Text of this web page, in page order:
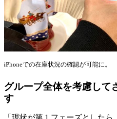
iPhoneでの在庫状況の確認が可能に。
グループ全体を考慮して
す